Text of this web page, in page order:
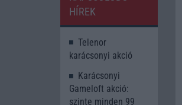
HÍREK
Telenor
karácsonyi akció
Karácsonyi
Gameloft akció:
szinte minden 99